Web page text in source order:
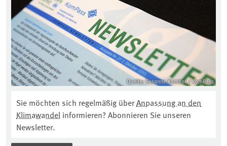
Quelle: Susanne Kambor / KomPass
Sie möchten sich regelmäßig überAnpassung an den
Klimawandel informieren? Abonnieren Sie unseren
Newsletter.